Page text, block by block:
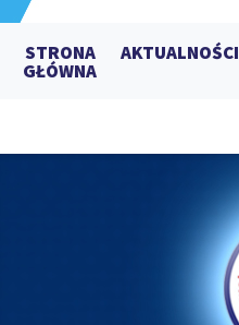
STRONA
GŁÓWNA
AKTUALNOŚCI